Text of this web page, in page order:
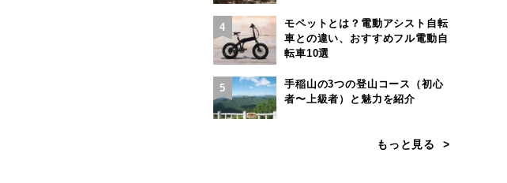
4
モペットとは？電動アシスト自転
車との違い、おすすめフル電動自
転車10選
5
手稲山の3つの登山コース（初心
者〜上級者）と魅力を紹介
もっと見る